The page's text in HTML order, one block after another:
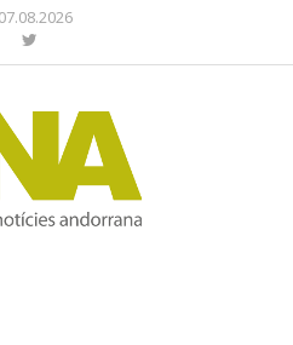
07.08.2026